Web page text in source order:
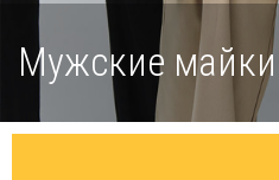
Мужские майки